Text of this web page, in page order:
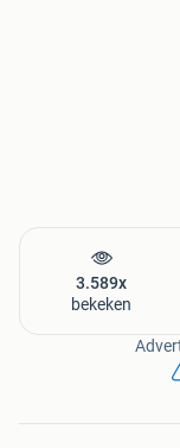
3.589x
bekeken